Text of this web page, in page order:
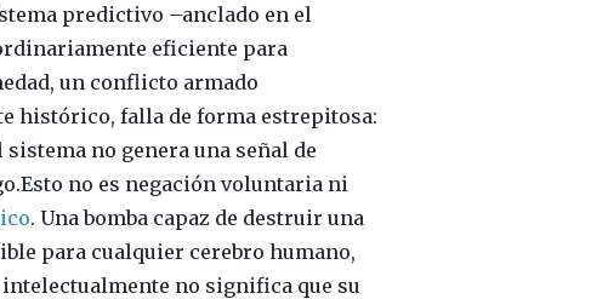
predictivo –anclado en el
eficiente para
un conflicto armado
histórico, falla de forma estrepitosa:
no genera una señal de
no es negación voluntaria ni
. Una bomba capaz de destruir una
para cualquier cerebro humano,
no significa que su